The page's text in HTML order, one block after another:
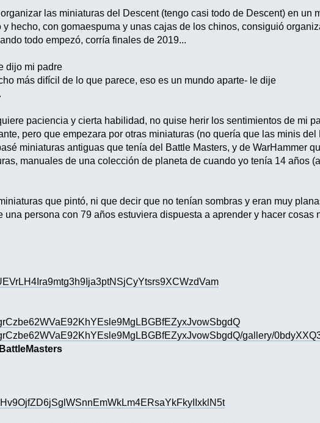
las miniaturas del Descent (tengo casi todo de Descent) en un
hecho, con gomaespuma y unas cajas de los chinos, consiguió
todo empezó, corría finales de 2019...
dijo mi padre
más difícil de lo que parece, eso es un mundo aparte- le dije
paciencia y cierta habilidad, no quise herir los sentimientos de mi
pero que empezara por otras miniaturas (no quería que las minis del
miniaturas antiguas que tenía del Battle Masters, y de WarHammer
manuales de una colección de planeta de cuando yo tenía 14 años
que pintó, ni que decir que no tenían sombras y eran muy
persona con 79 años estuviera dispuesta a aprender y hacer cosas
gallery/